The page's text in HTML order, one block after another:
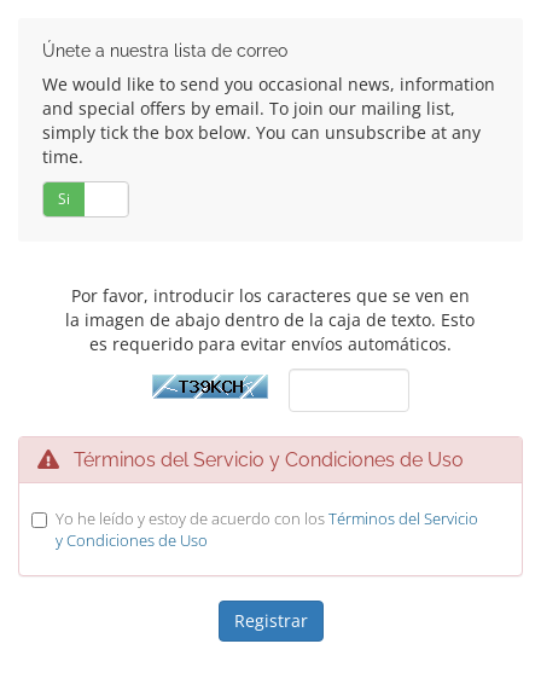
Únete a nuestra lista de correo
We would like to send you occasional news, information
and special offers by email. To join our mailing list,
simply tick the box below. You can unsubscribe at any
time.
Si
Por favor, introducir los caracteres que se ven en
la imagen de abajo dentro de la caja de texto. Esto
es requerido para evitar envíos automáticos.
Términos del Servicio y Condiciones de Uso
Yo he leído y estoy de acuerdo con losTérminos del Servicio
y Condiciones de Uso